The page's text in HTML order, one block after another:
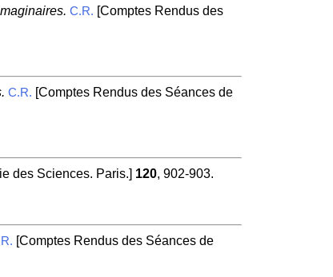
C.R. [Comptes Rendus des
C.R. [Comptes Rendus des Séances de
des Sciences. Paris.] 120, 902-903.
[Comptes Rendus des Séances de